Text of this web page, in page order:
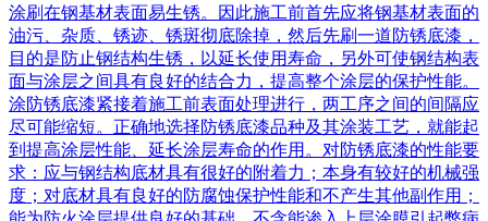
涂刷在钢基材表面易生锈。因此施工前首先应将钢基材表面的
油污、杂质、锈迹、锈斑彻底除掉，然后先刷一道防锈底漆，
目的是防止钢结构生锈，以延长使用寿命，另外可使钢结构表
面与涂层之间具有良好的结合力，提高整个涂层的保护性能。
涂防锈底漆紧接着施工前表面处理进行，两工序之间的间隔应
尽可能缩短。正确地选择防锈底漆品种及其涂装工艺，就能起
到提高涂层性能、延长涂层寿命的作用。对防锈底漆的性能要
求：应与钢结构底材具有很好的附着力；本身有较好的机械强
度；对底材具有良好的防腐蚀保护性能和不产生其他副作用；